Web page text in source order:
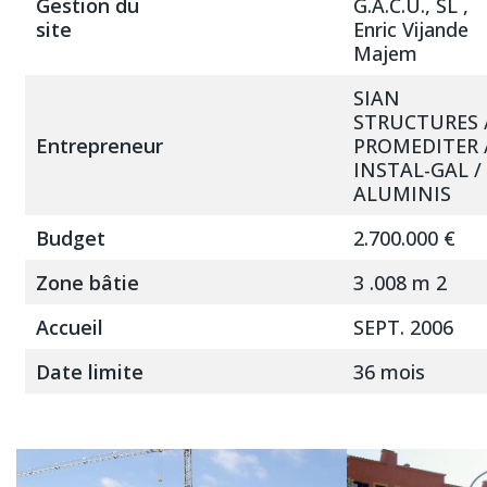
Gestion du
site
G.A.C.U., SL ,
Enric Vijande
Majem
Entrepreneur
SIAN
STRUCTURES
PROMEDITER
INSTAL-GAL /
ALUMINIS
Budget
2.700.000 €
Zone bâtie
3 .008 m 2
Accueil
SEPT. 2006
Date limite
36 mois